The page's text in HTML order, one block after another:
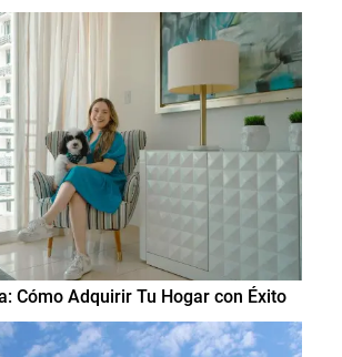
Cómo Adquirir Tu Hogar con Éxito